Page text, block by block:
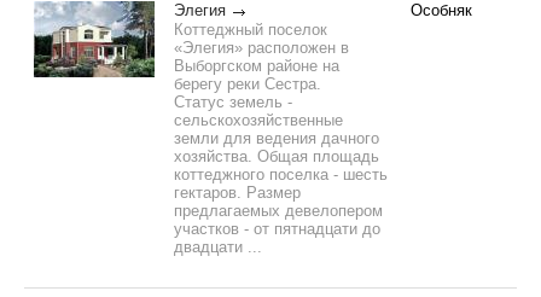
Элегия
Коттеджный поселок
«Элегия» расположен в
Выборгском районе на
берегу реки Сестра.
Статус земель -
сельскохозяйственные
земли для ведения дачного
хозяйства. Общая площадь
коттеджного поселка - шесть
гектаров. Размер
предлагаемых девелопером
участков - от пятнадцати до
двадцати ...
Особняк